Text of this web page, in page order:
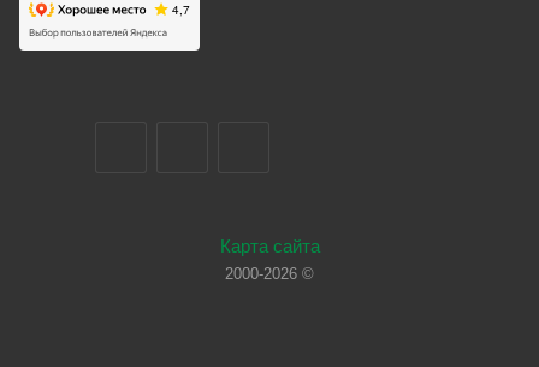
Карта сайта
2000-2026 ©